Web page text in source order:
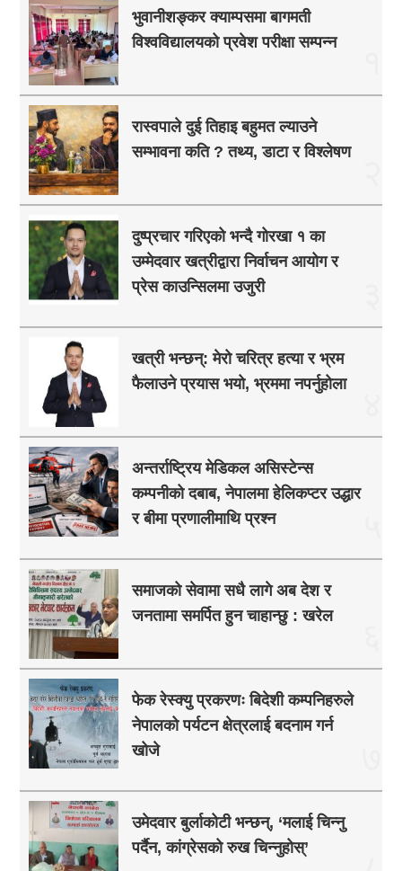
भुवानीशङ्कर क्याम्पसमा बागमती
विश्वविद्यालयको प्रवेश परीक्षा सम्पन्न
रास्वपाले दुई तिहाइ बहुमत ल्याउने
सम्भावना कति ? तथ्य, डाटा र विश्लेषण
दुष्प्रचार गरिएको भन्दै गोरखा १ का
उम्मेदवार खत्रीद्वारा निर्वाचन आयोग र
प्रेस काउन्सिलमा उजुरी
खत्री भन्छन्: मेरो चरित्र हत्या र भ्रम
फैलाउने प्रयास भयो, भ्रममा नपर्नुहोला
अन्तर्राष्ट्रिय मेडिकल असिस्टेन्स
कम्पनीको दबाब, नेपालमा हेलिकप्टर उद्धार
र बीमा प्रणालीमाथि प्रश्न
समाजको सेवामा सधै लागे अब देश र
जनतामा समर्पित हुन चाहान्छु : खरेल
फेक रेस्क्यु प्रकरणः बिदेशी कम्पनिहरुले
नेपालको पर्यटन क्षेत्रलाई बदनाम गर्न
खोजे
उमेदवार बुर्लाकोटी भन्छन्, ‘मलाई चिन्नु
पर्दैन, कांग्रेसको रुख चिन्नुहोस्’